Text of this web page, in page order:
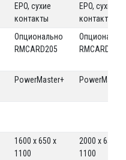
EPO, сухие
контакты
EPO, сухие
контакты
Опционально
RMCARD205
RMCARD205
PowerMaster+
1600 х 650 х
1100
2000 х 650 х
1100